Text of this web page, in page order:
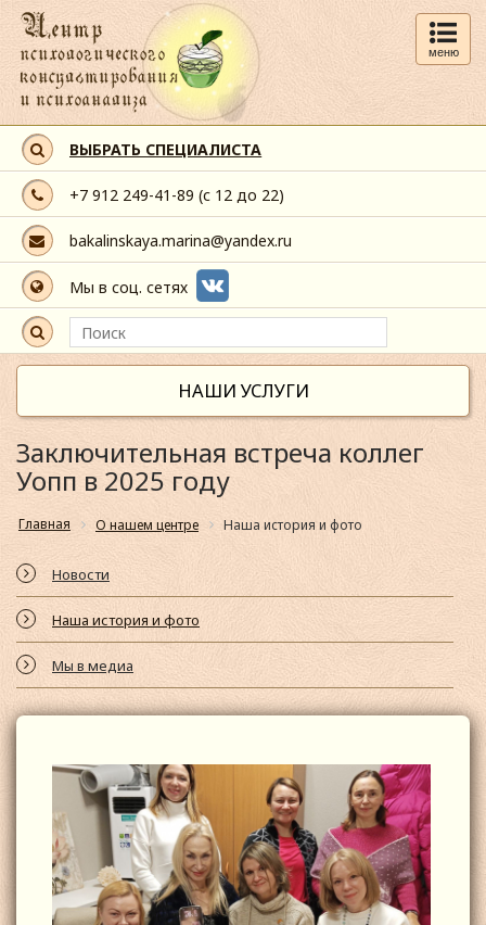
меню
ВЫБРАТЬ СПЕЦИАЛИСТА
+7 912 249-41-89 (с 12 до 22)
bakalinskaya.marina@yandex.ru
Мы в соц. сетях
НАШИ УСЛУГИ
Заключительная встреча коллег
Уопп в 2025 году
Главная О нашем центре Наша история и фото
Новости
Наша история и фото
Мы в медиа